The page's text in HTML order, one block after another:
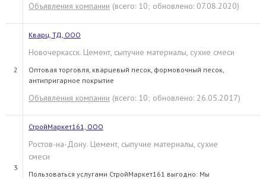
Объявления компании (всего: 10; обновлено: 07.08.2020)
2
Кварц, ТД, OOO
Новочеркасск. Цемент, сыпучие материалы, сухие смеси
Оптовая торговля, кварцевый песок, формовочный песок,
антипригарное покрытие
Объявления компании (всего: 10; обновлено: 26.05.2017)
3
СтройМаркет161, ООО
Ростов-на-Дону. Цемент, сыпучие материалы, сухие
смеси
Пользоваться услугами СтройМаркет161 выгодно: Мы